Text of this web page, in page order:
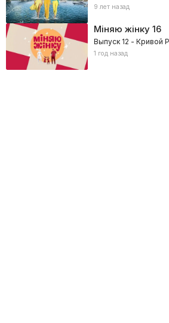
9 лет назад
Міняю жінку16
Выпуск 12 - Кривой
1 год назад